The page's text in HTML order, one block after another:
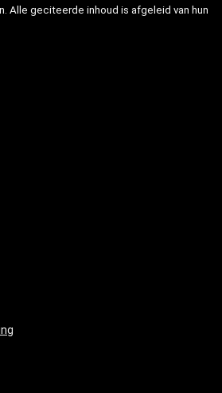
Alle geciteerde inhoud is afgeleid van hun